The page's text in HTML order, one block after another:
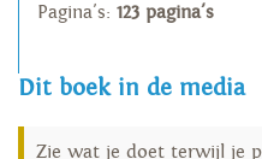
Pagina's: 123 pagina's
Dit boek in de media
Zie wat je doet terwijl je